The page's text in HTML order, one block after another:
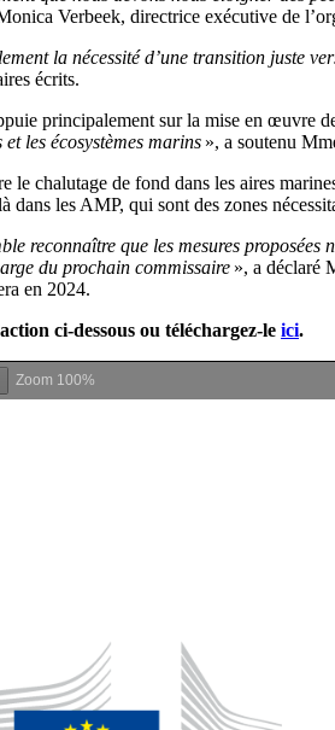
Verbeek, directrice exécutive de
la nécessité d’une transition juste
écrits.
principalement sur la mise en œuvre
les écosystèmes marins », a soutenu
le chalutage de fond dans les aires
dans les AMP, qui sont des zones
reconnaître que les mesures
du prochain commissaire », a déclaré
en 2024.
ci-dessous ou téléchargez-le ici.
Zoom 100%